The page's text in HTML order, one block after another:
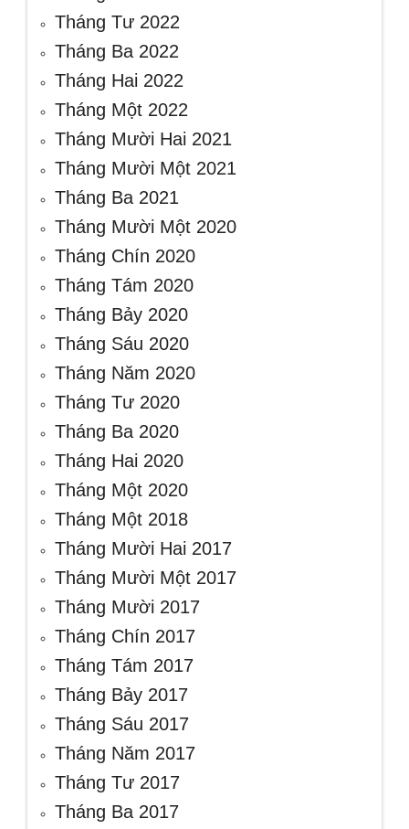
Tháng Tư 2022
Tháng Ba 2022
Tháng Hai 2022
Tháng Một 2022
Tháng Mười Hai 2021
Tháng Mười Một 2021
Tháng Ba 2021
Tháng Mười Một 2020
Tháng Chín 2020
Tháng Tám 2020
Tháng Bảy 2020
Tháng Sáu 2020
Tháng Năm 2020
Tháng Tư 2020
Tháng Ba 2020
Tháng Hai 2020
Tháng Một 2020
Tháng Một 2018
Tháng Mười Hai 2017
Tháng Mười Một 2017
Tháng Mười 2017
Tháng Chín 2017
Tháng Tám 2017
Tháng Bảy 2017
Tháng Sáu 2017
Tháng Năm 2017
Tháng Tư 2017
Tháng Ba 2017